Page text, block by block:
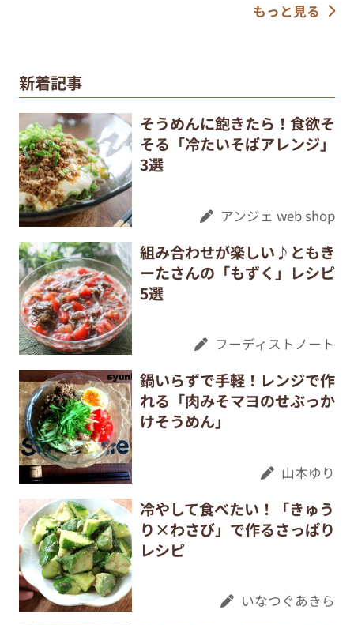
もっと見る
新着記事
そうめんに飽きたら！食欲そ
そる「冷たいそばアレンジ」
3選
アンジェ web shop
組み合わせが楽しい♪ともき
ーたさんの「もずく」レシピ
5選
フーディストノート
鍋いらずで手軽！レンジで作
れる「肉みそマヨのせぶっか
けそうめん」
山本ゆり
冷やして食べたい！「きゅう
り×わさび」で作るさっぱり
レシピ
いなつぐあきら